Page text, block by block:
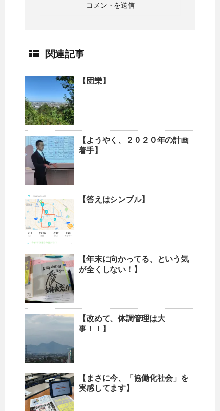
関連記事
【団欒】
【ようやく、２０２０年の計画
着手】
【答えはシンプル】
【年末に向かってる、という気
が全くしない！】
【改めて、体調管理は大
事！！】
【まさに今、「協働化社会」を
実感してます】